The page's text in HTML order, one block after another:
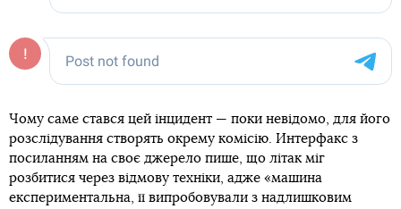
Чому саме стався цей інцидент — поки невідомо, для його
розслідування створять окрему комісію. Интерфакс з
посиланням на своє джерело пише, що літак міг
розбитися через відмову техніки, адже «машина
експериментальна, її випробовували з надлишковим